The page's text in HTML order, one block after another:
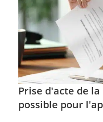
Prise d'acte de
possible pour